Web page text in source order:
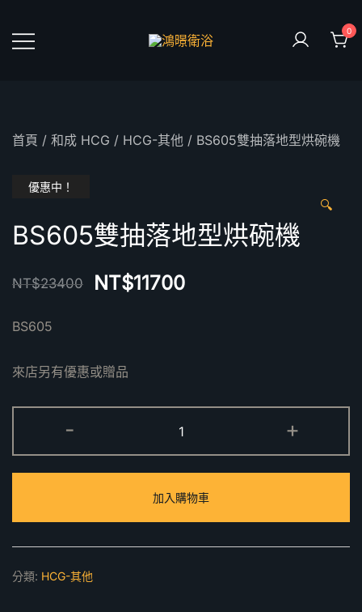
content
0
首頁 / 和成 HCG / HCG-其他 / BS605雙抽落地型烘碗機
優惠中！
🔍
BS605雙抽落地型烘碗機
NT$23400 NT$11700
BS605
來店另有優惠或贈品
-
雙
抽
地
型
烘
+
加入購物車
分類: HCG-其他